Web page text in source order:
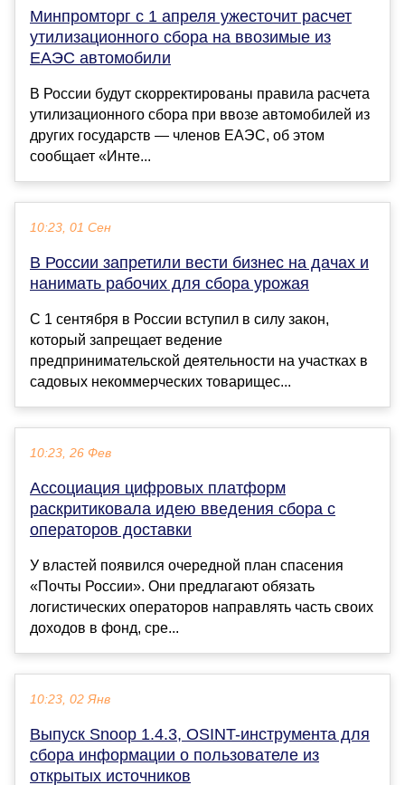
Минпромторг с 1 апреля ужесточит расчет
утилизационного сбора на ввозимые из
ЕАЭС автомобили
В России будут скорректированы правила расчета
утилизационного сбора при ввозе автомобилей из
других государств — членов ЕАЭС, об этом
сообщает «Инте...
10:23, 01 Сен
В России запретили вести бизнес на дачах и
нанимать рабочих для сбора урожая
С 1 сентября в России вступил в силу закон,
который запрещает ведение
предпринимательской деятельности на участках в
садовых некоммерческих товарищес...
10:23, 26 Фев
Ассоциация цифровых платформ
раскритиковала идею введения сбора с
операторов доставки
У властей появился очередной план спасения
«Почты России». Они предлагают обязать
логистических операторов направлять часть своих
доходов в фонд, сре...
10:23, 02 Янв
Выпуск Snoop 1.4.3, OSINT-инструмента для
сбора информации о пользователе из
открытых источников